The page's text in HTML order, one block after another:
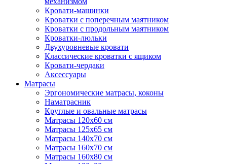
Кровати-машинки
Кроватки с поперечным маятником
Кроватки с продольным маятником
Кроватки-люльки
Двухуровневые кровати
Классические кроватки с ящиком
Кровати-чердаки
Аксессуары
Матрасы
Эргономические матрасы, коконы
Наматрасник
Круглые и овальные матрасы
Матрасы 120х60 см
Матрасы 125х65 см
Матрасы 140х70 см
Матрасы 160х70 см
Матрасы 160х80 см